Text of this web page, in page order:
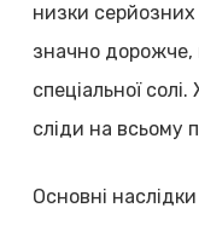
низки
значно дорожче,
спеціальної
сліди на всьому
Основні